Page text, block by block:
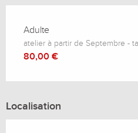
Adulte
atelier à partir de Septembre -
80,00 €
Localisation